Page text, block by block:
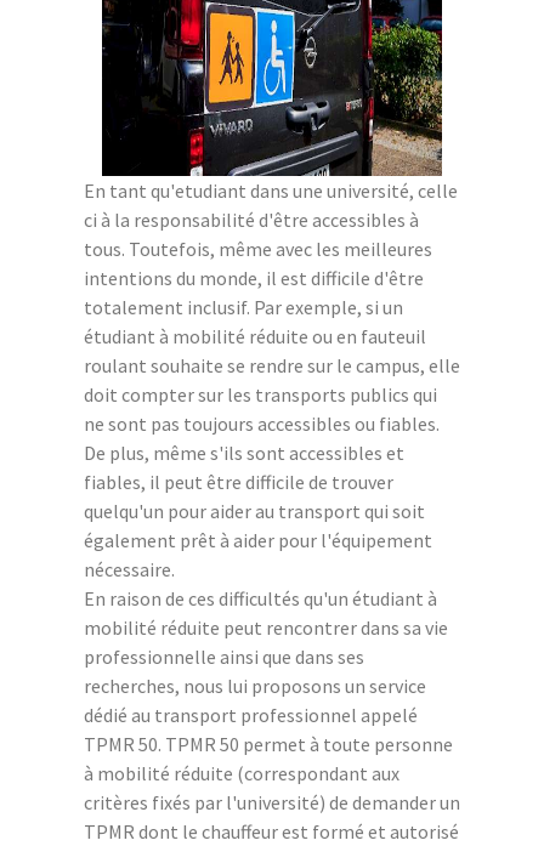
En tant qu'etudiant dans une université, celle
ci à la responsabilité d'être accessibles à
tous. Toutefois, même avec les meilleures
intentions du monde, il est difficile d'être
totalement inclusif. Par exemple, si un
étudiant à mobilité réduite ou en fauteuil
roulant souhaite se rendre sur le campus, elle
doit compter sur les transports publics qui
ne sont pas toujours accessibles ou fiables.
De plus, même s'ils sont accessibles et
fiables, il peut être difficile de trouver
quelqu'un pour aider au transport qui soit
également prêt à aider pour l'équipement
nécessaire.
En raison de ces difficultés qu'un étudiant à
mobilité réduite peut rencontrer dans sa vie
professionnelle ainsi que dans ses
recherches, nous lui proposons un service
dédié au transport professionnel appelé
TPMR 50. TPMR 50 permet à toute personne
à mobilité réduite (correspondant aux
critères fixés par l'université) de demander un
TPMR dont le chauffeur est formé et autorisé